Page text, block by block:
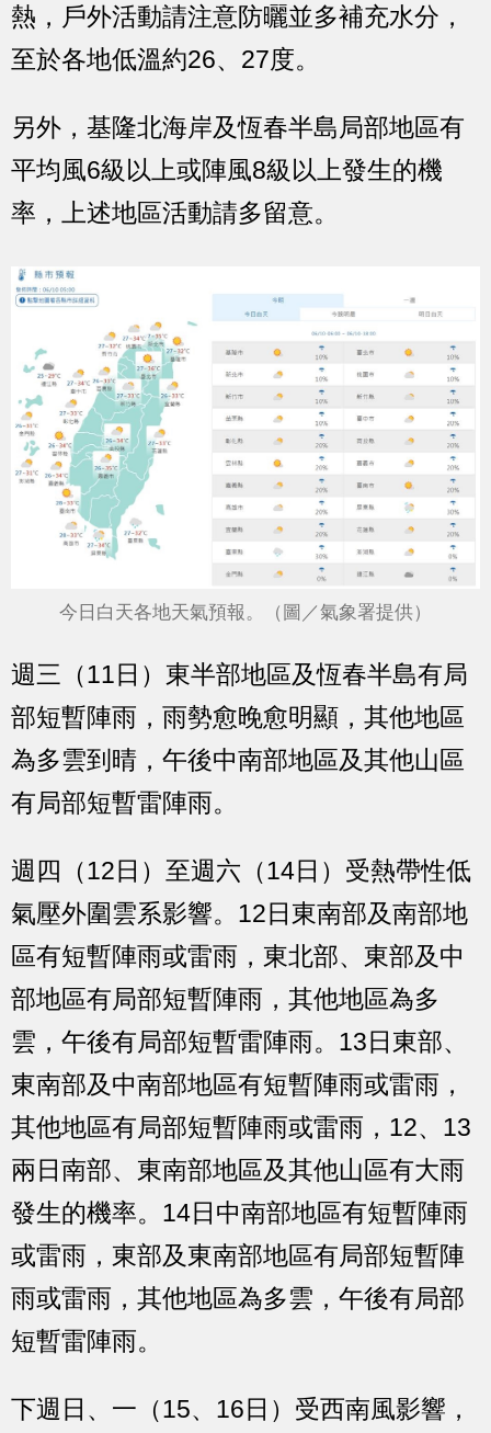
熱，戶外活動請注意防曬並多補充水分，
至於各地低溫約26、27度。
另外，基隆北海岸及恆春半島局部地區有
平均風6級以上或陣風8級以上發生的機
率，上述地區活動請多留意。
今日白天各地天氣預報。（圖／氣象署提供）
週三（11日）東半部地區及恆春半島有局
部短暫陣雨，雨勢愈晚愈明顯，其他地區
為多雲到晴，午後中南部地區及其他山區
有局部短暫雷陣雨。
週四（12日）至週六（14日）受熱帶性低
氣壓外圍雲系影響。12日東南部及南部地
區有短暫陣雨或雷雨，東北部、東部及中
部地區有局部短暫陣雨，其他地區為多
雲，午後有局部短暫雷陣雨。13日東部、
東南部及中南部地區有短暫陣雨或雷雨，
其他地區有局部短暫陣雨或雷雨，12、13
兩日南部、東南部地區及其他山區有大雨
發生的機率。14日中南部地區有短暫陣雨
或雷雨，東部及東南部地區有局部短暫陣
雨或雷雨，其他地區為多雲，午後有局部
短暫雷陣雨。
下週日、一（15、16日）受西南風影響，